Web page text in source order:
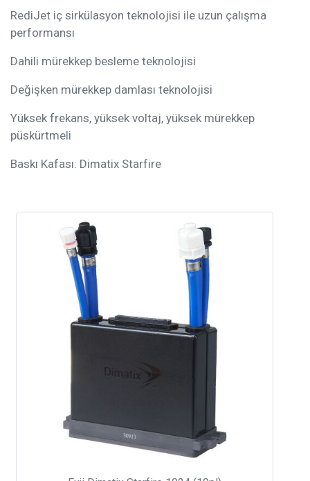
RediJet iç sirkülasyon teknolojisi ile uzun çalışma
performansı
Dahili mürekkep besleme teknolojisi
Değişken mürekkep damlası teknolojisi
Yüksek frekans, yüksek voltaj, yüksek mürekkep
püskürtmeli
Baskı Kafası: Dimatix Starfire